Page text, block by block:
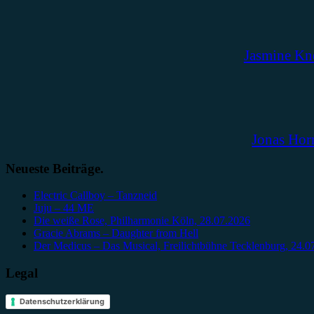
Jasmine
Jonas
Neueste Beiträge.
Electric Callboy – Tanzneid
Juju – 44 ME
Die weiße Rose, Philharmonie Köln, 28.07.2026
Gracie Abrams – Daughter from Hell
Der Medicus – Das Musical, Freilichtbühne Tecklenburg,
Legal
Datenschutzerklärung